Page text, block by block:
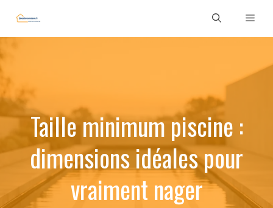
contenu
Taille minimum piscine :
dimensions idéales pour
vraiment nager